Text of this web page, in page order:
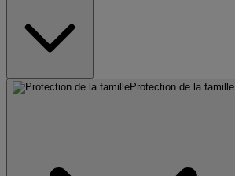
Protection de la famille